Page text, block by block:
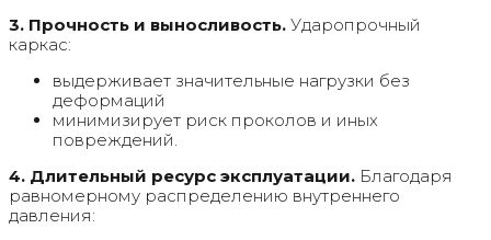
3. Прочность и выносливость. Ударопрочный
каркас:
выдерживает значительные нагрузки без
деформаций
минимизирует риск проколов и иных
повреждений.
4. Длительный ресурс эксплуатации. Благодаря
равномерному распределению внутреннего
давления: